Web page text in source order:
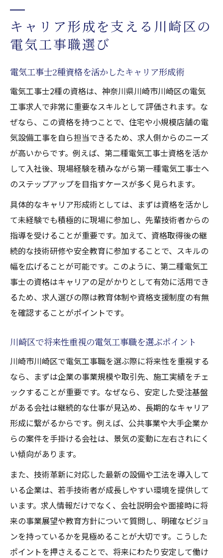
キャリア形成を支える川崎区の
電気工事職選び
電気工事士2種資格を活かしたキャリア形成術
電気工事士2種の資格は、神奈川県川崎市川崎区の電気
工事求人で非常に重要なスキルとして評価されます。な
ぜなら、この資格を持つことで、住宅や小規模店舗の電
気設備工事を自ら担当できるため、求人側からのニーズ
が高いからです。例えば、第二種電気工事士資格を活か
して入社後、現場経験を積みながら第一種電気工事士へ
のステップアップを目指すケースが多く見られます。
具体的なキャリア形成術としては、まずは資格を活かし
て未経験でも積極的に現場に参加し、先輩技術者からの
指導を受けることが重要です。加えて、資格取得後の継
続的な技術研修や安全教育に参加することで、スキルの
幅を広げることが可能です。このように、第二種電気工
事士の資格はキャリアの足がかりとして有効に活用でき
るため、求人選びの際は教育体制や資格支援制度の有無
を確認することがポイントです。
川崎区で将来性重視の電気工事職を選ぶポイント
川崎市川崎区で電気工事職を選ぶ際に将来性を重視する
なら、まずは企業の事業規模や取引先、施工実績をチェ
ックすることが重要です。なぜなら、安定した受注基盤
がある会社は継続的な仕事が見込め、長期的なキャリア
形成に繋がるからです。例えば、公共事業や大手企業か
らの案件を手掛ける会社は、景気の変動に左右されにく
い傾向があります。
また、技術革新に対応した最新の設備や工法を導入して
いる企業は、若手技術者が成長しやすい環境を提供して
います。求人情報だけでなく、会社説明会や面接時に将
来の事業展望や教育方針について質問し、明確なビジョ
ンを持っているかを見極めることが大切です。こうした
ポイントを押さえることで、将来にわたり安定して働け